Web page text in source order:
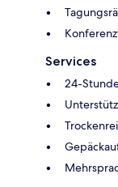
Services
24-